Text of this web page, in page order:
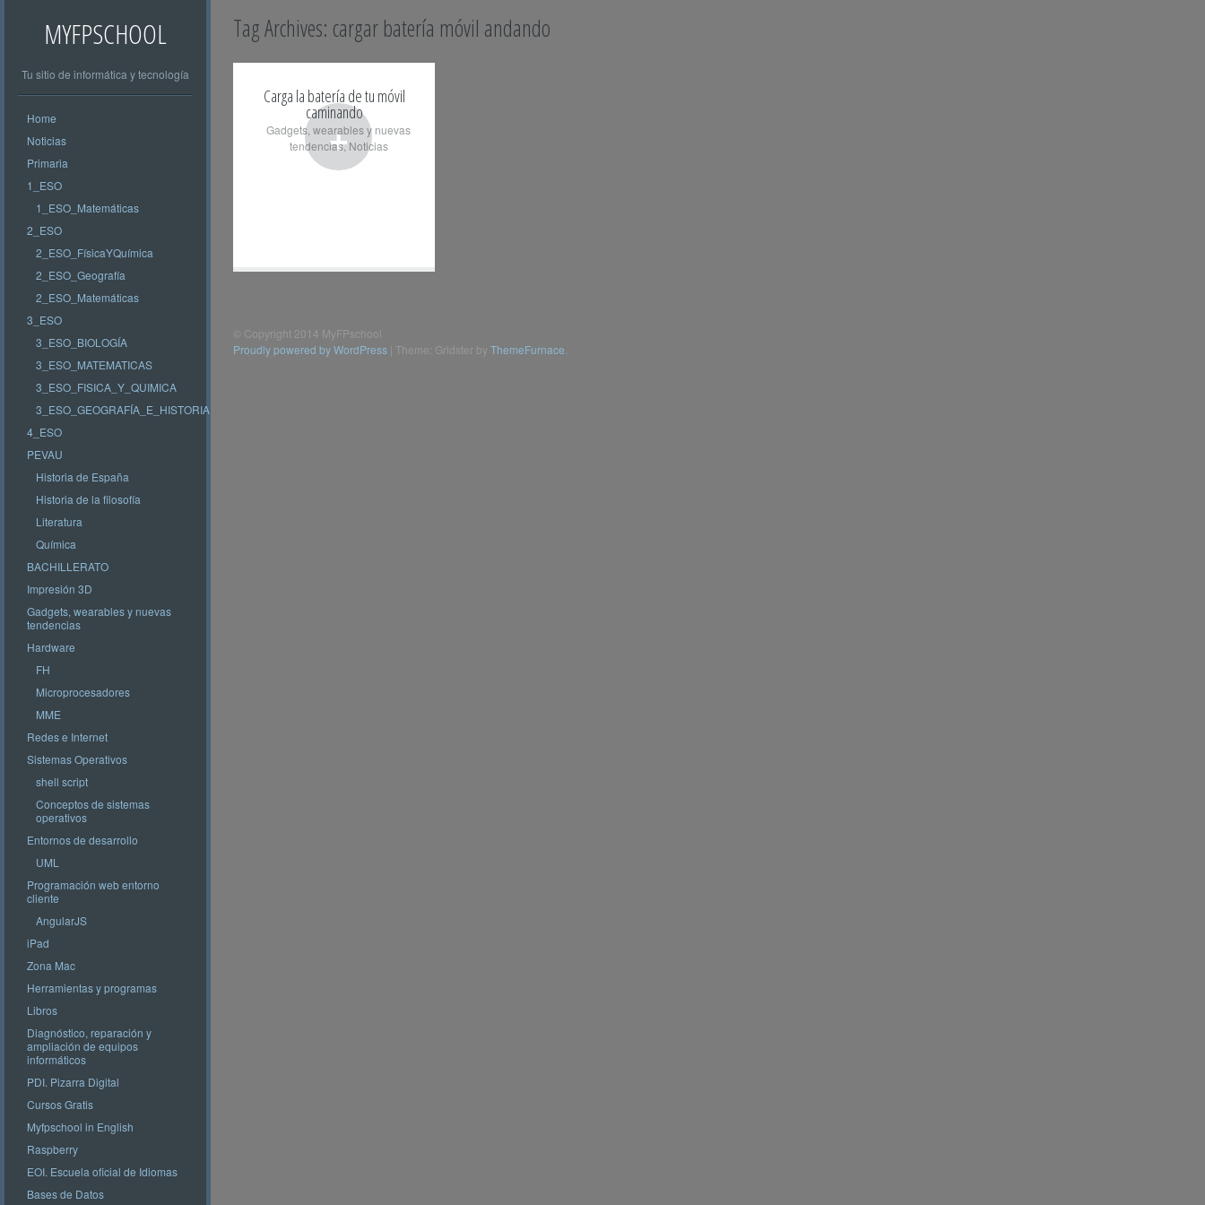
MYFPSCHOOL
Tu sitio de informática y tecnología
Home
Noticias
Primaria
1_ESO
1_ESO_Matemáticas
2_ESO
2_ESO_FísicaYQuímica
2_ESO_Geografía
2_ESO_Matemáticas
3_ESO
3_ESO_BIOLOGÍA
3_ESO_MATEMATICAS
3_ESO_FISICA_Y_QUIMICA
3_ESO_GEOGRAFÍA_E_HISTORIA
4_ESO
PEVAU
Historia de España
Historia de la filosofía
Literatura
Química
BACHILLERATO
Impresión 3D
Gadgets, wearables y nuevas
tendencias
Hardware
FH
Microprocesadores
MME
Redes e Internet
Sistemas Operativos
shell script
Conceptos de sistemas
operativos
Entornos de desarrollo
UML
Programación web entorno
cliente
AngularJS
iPad
Zona Mac
Herramientas y programas
Libros
Diagnóstico, reparación y
ampliación de equipos
informáticos
PDI. Pizarra Digital
Cursos Gratis
Myfpschool in English
Raspberry
EOI. Escuela oficial de Idiomas
Bases de Datos
Tag Archives: cargar batería móvil andando
+
Carga la batería de tu móvil
caminando
Gadgets, wearables y nuevas
tendencias,Noticias
© Copyright 2014 MyFPschool
Proudly powered by WordPress Theme: Gridster by ThemeFurnace